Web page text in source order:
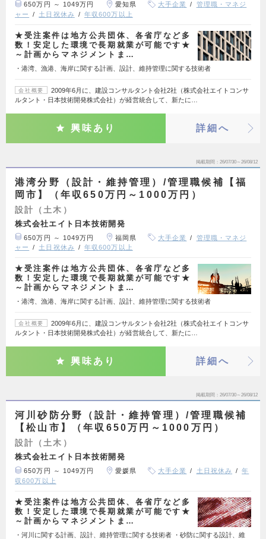
650万円 ～ 1049万円 愛知県 大手企業
管理職・マネジ
ャー
土日祝休み 年収600万以上
★受注案件は地方公共団体、各省庁など多
数！安定した環境で長期就業が可能です★
～計画からマネジメントま…
・港湾、漁港、海岸に関する計画、設計、維持管理に関する技術者
会社概要
2009年6月に、建設コンサルタント会社2社（株式会社エイトコンサ
ルタント・日本技術開発株式会社）が経営統合して、新たに…
興味あり 詳細へ
掲載期間 26/07/30～26/08/12
港湾分野（設計・維持管理）/管理職候補【福
岡市】（年収650万円～1000万円）
設計（土木）
株式会社エイト日本技術開発
650万円 ～ 1049万円 福岡県 大手企業
管理職・マネジ
ャー
土日祝休み 年収600万以上
★受注案件は地方公共団体、各省庁など多
数！安定した環境で長期就業が可能です★
～計画からマネジメントま…
・港湾、漁港、海岸に関する計画、設計、維持管理に関する技術者
会社概要
2009年6月に、建設コンサルタント会社2社（株式会社エイトコンサ
ルタント・日本技術開発株式会社）が経営統合して、新たに…
興味あり 詳細へ
掲載期間 26/07/30～26/08/12
河川砂防分野（設計・維持管理）/管理職候補
【松山市】（年収650万円～1000万円）
設計（土木）
株式会社エイト日本技術開発
650万円 ～ 1049万円 愛媛県 大手企業 土日祝休み
年
収600万以上
★受注案件は地方公共団体、各省庁など多
数！安定した環境で長期就業が可能です★
～計画からマネジメントま…
・河川に関する計画、設計、維持管理に関する技術者 ・砂防に関する設計、維